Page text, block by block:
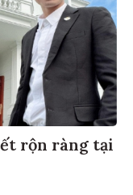
rộn ràng tại